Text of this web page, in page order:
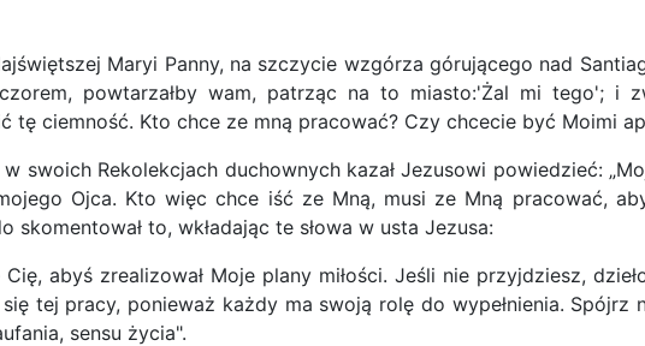
Maryi Panny, na szczycie wzgórza górującego nad
powtarzałby wam, patrząc na to miasto:'Żal mi tego'; i
tę ciemność. Kto chce ze mną pracować? Czy chcecie być Moimi
swoich Rekolekcjach duchownych kazał Jezusowi powiedzieć:
Ojca. Kto więc chce iść ze Mną, musi ze Mną pracować,
to, wkładając te słowa w usta Jezusa:
abyś zrealizował Moje plany miłości. Jeśli nie przyjdziesz,
tej pracy, ponieważ każdy ma swoją rolę do wypełnienia. Spójrz
sensu życia".